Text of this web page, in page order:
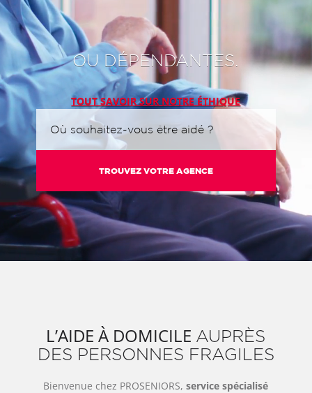
OU DÉPENDANTES.
TOUT SAVOIR SUR NOTRE ÉTHIQUE
L’AIDE À DOMICILE AUPRÈS
DES PERSONNES FRAGILES
Bienvenue chez PROSENIORS,service spécialisé